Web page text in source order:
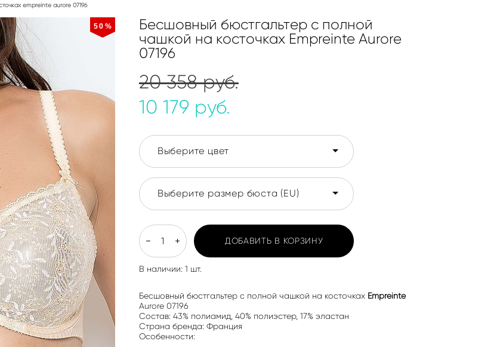
empreinte aurore 07196
50%
Бесшовный бюстгальтер с полной
чашкой на косточках Empreinte Aurore
07196
20 358 pуб.
10 179 pуб.
Выберите цвет
Выберите размер бюста (EU)
В наличии: 1 шт.
ДОБАВИТЬ В КОРЗИНУ
Бесшовный бюстгальтер с полной чашкой на косточках Empreinte
Aurore 07196
Состав: 43% полиамид, 40% полиэстер, 17% эластан
Страна бренда: Франция
Особенности: